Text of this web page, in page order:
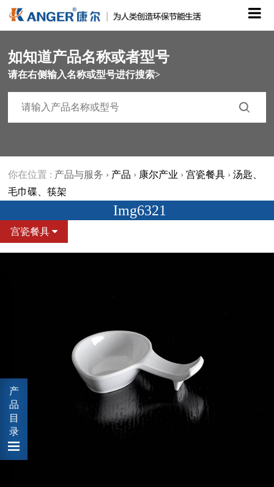
如知道产品名称或者型号
请在右侧输入名称或型号进行搜索>
产
品
目
录
你在位置 : 产品与服务 › 产品 › 康尔产业 ›宫瓷餐具 ›汤匙、
毛巾碟、筷架
Img6321
宫瓷餐具